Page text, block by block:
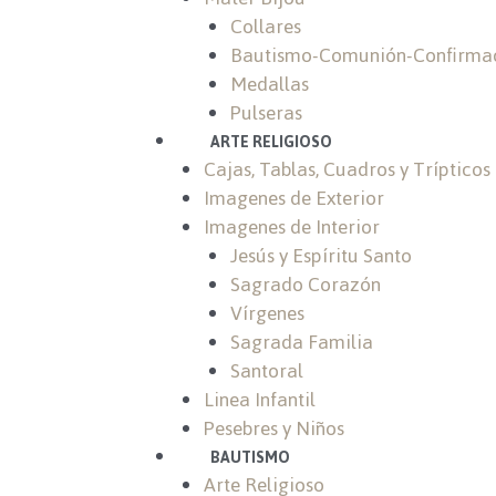
Collares
Bautismo-Comunión-
Medallas
Pulseras
ARTE RELIGIOSO
Cajas, Tablas, Cuadros y Trípticos
Imagenes de Exterior
Imagenes de Interior
Jesús y Espíritu Santo
Sagrado Corazón
Vírgenes
Sagrada Familia
Santoral
Linea Infantil
Pesebres y Niños
BAUTISMO
Arte Religioso